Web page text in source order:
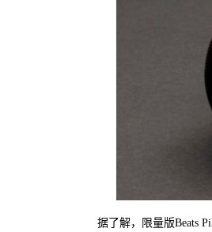
据了解，限量版Beats